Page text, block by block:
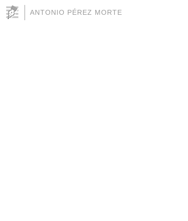
ANTONIO PÉREZ MORTE